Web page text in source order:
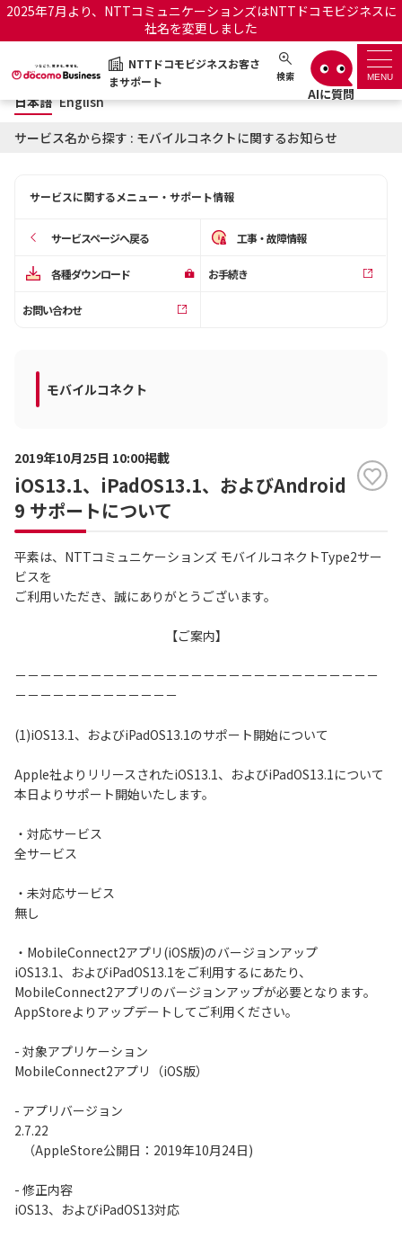
2025年7月より、NTTコミュニケーションズはNTTドコモビジネスに
社名を変更しました
NTTドコモビジネスお客さ
まサポート
検索 MENU
NTTドコモビジネスお客さまサポート 日本語 English
サポートトップ
お知らせ サポートサイトの使い方
OCNのお客さまはこちら
日本語 English
サービス名から探す : モバイルコネクトに関するお知らせ
サービスに関するメニュー・サポート情報
サービスページへ戻る 工事・故障情報
各種ダウンロード お手続き
お問い合わせ
モバイルコネクト
2019年10月25日 10:00掲載
iOS13.1、iPadOS13.1、およびAndroid
9 サポートについて
平素は、NTTコミュニケーションズ モバイルコネクトType2サー
ビスを
ご利用いただき、誠にありがとうございます。
【ご案内】
－－－－－－－－－－－－－－－－－－－－－－－－－－－－－
－－－－－－－－－－－－－
(1)iOS13.1、およびiPadOS13.1のサポート開始について
Apple社よりリリースされたiOS13.1、およびiPadOS13.1について
本日よりサポート開始いたします。
・対応サービス
全サービス
・未対応サービス
無し
・MobileConnect2アプリ(iOS版)のバージョンアップ
iOS13.1、およびiPadOS13.1をご利用するにあたり、
MobileConnect2アプリのバージョンアップが必要となります。
AppStoreよりアップデートしてご利用ください。
- 対象アプリケーション
MobileConnect2アプリ（iOS版）
- アプリバージョン
2.7.22
（AppleStore公開日：2019年10月24日)
- 修正内容
iOS13、およびiPadOS13対応